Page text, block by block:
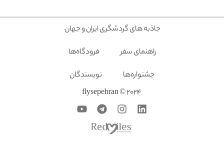
جاذبه های گردشگری ایران و جهان
راهنمای سفر
فرودگاه‌ها
جشنواره‌ها
نویسندگان